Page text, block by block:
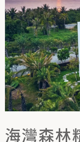
海灣森林